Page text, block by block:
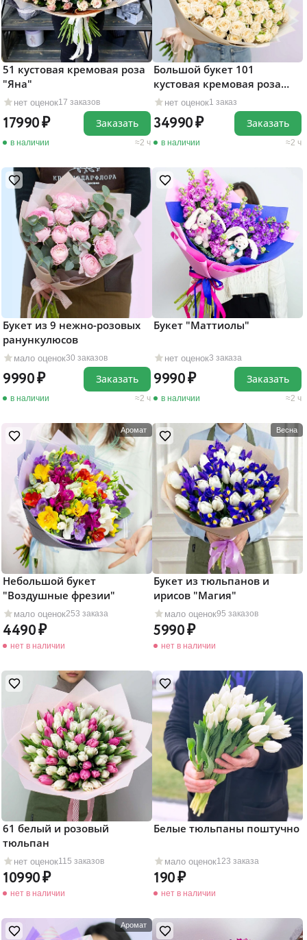
нет оценок17 заказов
51 кустовая кремовая роза
"Яна"
17990
в наличии 2 ч
Заказать
нет оценок1 заказ
Большой букет 101
кустовая кремовая роза
"Яна"
34990
в наличии 2 ч
Заказать
мало оценок30 заказов
Букет из 9 нежно-розовых
ранункулюсов
9990
в наличии 2 ч
Заказать
нет оценок3 заказа
Букет "Маттиолы"
9990
в наличии 2 ч
Заказать
Аромат
мало оценок253 заказа
Небольшой букет
"Воздушные фрезии"
4490
нет в наличии
Весна
мало оценок95 заказов
Букет из тюльпанов и
ирисов "Магия"
5990
нет в наличии
нет оценок115 заказов
61 белый и розовый
тюльпан
10990
нет в наличии
мало оценок123 заказа
Белые тюльпаны поштучно
190
нет в наличии
Аромат